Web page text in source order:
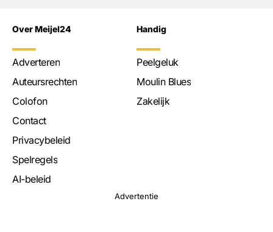
Over Meijel24
Adverteren
Auteursrechten
Colofon
Contact
Privacybeleid
Spelregels
AI-beleid
Handig
Peelgeluk
Moulin Blues
Zakelijk
Advertentie